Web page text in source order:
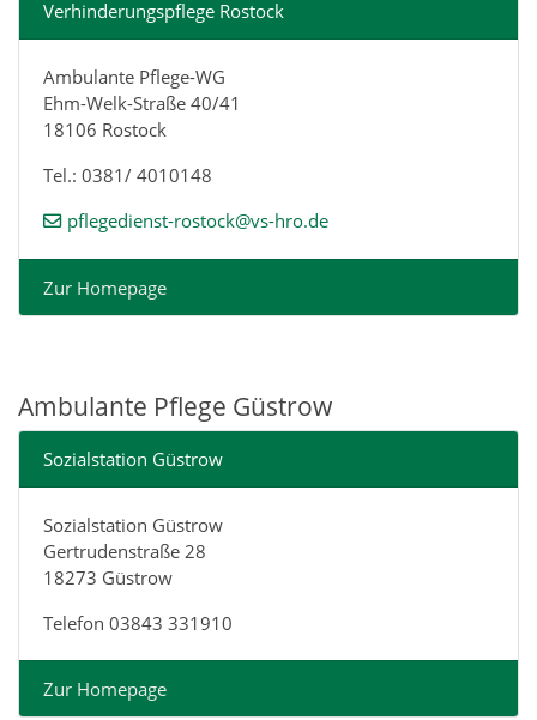
Verhinderungspflege Rostock
Ambulante Pflege-WG
Ehm-Welk-Straße 40/41
18106 Rostock
Tel.: 0381/ 4010148
pflegedienst-rostock@vs-hro.de
Zur Homepage
Ambulante Pflege Güstrow
Sozialstation Güstrow
Sozialstation Güstrow
Gertrudenstraße 28
18273 Güstrow
Telefon 03843 331910
Zur Homepage